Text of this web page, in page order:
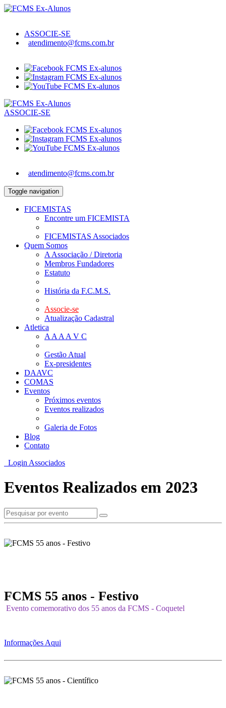
ASSOCIE-SE
atendimento@fcms.com.br
ASSOCIE-SE
atendimento@fcms.com.br
Toggle navigation
FICEMISTAS
Encontre um FICEMISTA
FICEMISTAS Associados
Quem Somos
A Associação / Diretoria
Membros Fundadores
Estatuto
História da F.C.M.S.
Associe-se
Atualização Cadastral
Atletica
A A A A V C
Gestão Atual
Ex-presidentes
DAAVC
COMAS
Eventos
Próximos eventos
Eventos realizados
Galeria de Fotos
Blog
Contato
Login Associados
Eventos Realizados em 2023
FCMS 55 anos - Festivo
Evento comemorativo dos 55 anos da FCMS - Coquetel
Informações Aqui